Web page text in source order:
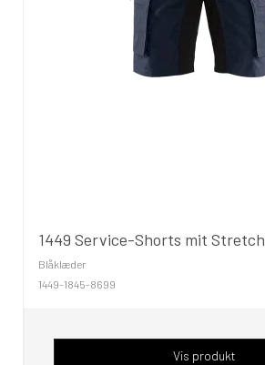
1449 Service-Shorts mit Stretch
Blåklæder
1449-1845-8699
Vis produkt